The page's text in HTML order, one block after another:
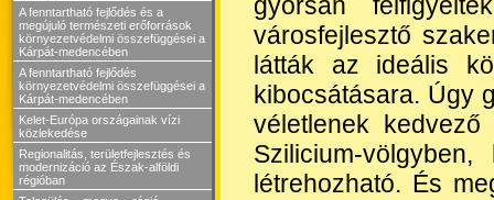
A fenntartható fejlődés és a
megújuló természeti erőforrások
környezetvédelmi összefüggései a
Kárpát-medencében
A fenntartható fejlődés
környezetvédelmi összefüggései a
Kárpát-medencében
Kelet-Európa országainak vízi
közlekedése
Regionalitás, területfejlesztés és
modernizáció az Észak-alföldi
régióban
városfejlesztő
látták az ideális
kibocsátásara. Úgy
véletlenek
Szilicium-
létrehozható. És